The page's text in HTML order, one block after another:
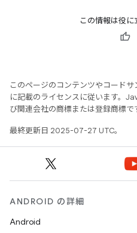
この情報は役に
このページのコンテンツやコードサ
に記載のライセンスに従います。
び関連会社の商標または登録商標で
最終更新日 2025-07-27 UTC。
ANDROID の詳細
Android